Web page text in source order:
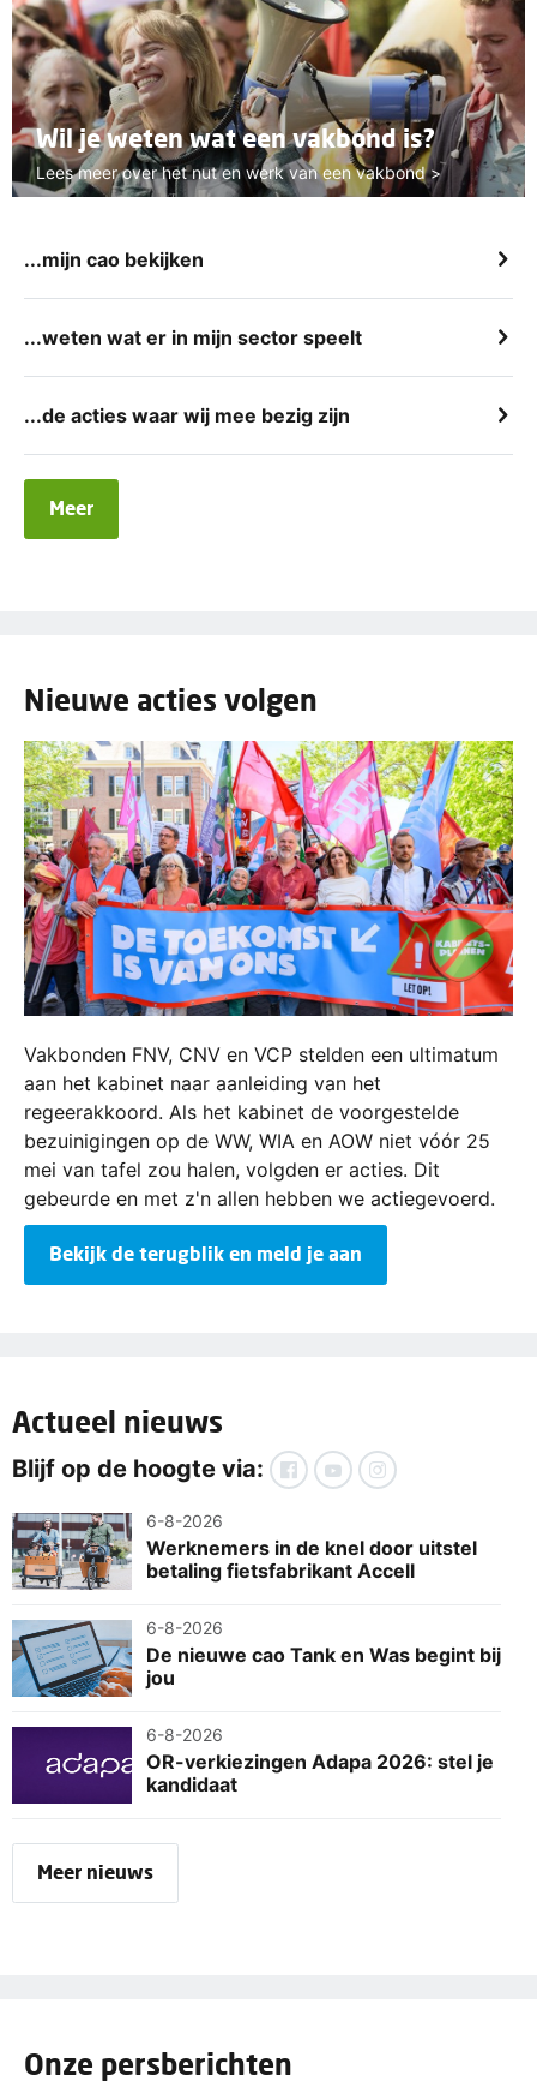
Wil je weten wat een vakbond is?
Lees meer over het nut en werk van een vakbond >
...mijn cao bekijken
...weten wat er in mijn sector speelt
...de acties waar wij mee bezig zijn
Meer
Nieuwe acties volgen
Vakbonden FNV, CNV en VCP stelden een ultimatum
aan het kabinet naar aanleiding van het
regeerakkoord. Als het kabinet de voorgestelde
bezuinigingen op de WW, WIA en AOW niet vóór 25
mei van tafel zou halen, volgden er acties. Dit
gebeurde en met z'n allen hebben we actiegevoerd.
Bekijk de terugblik en meld je aan
Actueel nieuws
Blijf op de hoogte via:
6-8-2026
Werknemers in de knel door uitstel
betaling fietsfabrikant Accell
6-8-2026
De nieuwe cao Tank en Was begint bij
jou
6-8-2026
OR-verkiezingen Adapa 2026: stel je
kandidaat
Meer nieuws
Onze persberichten